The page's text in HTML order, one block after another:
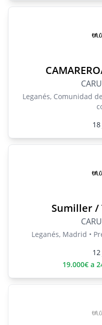
Leganés, Comunidad
Sumiller /
Leganés, Madrid •
19.000€ a